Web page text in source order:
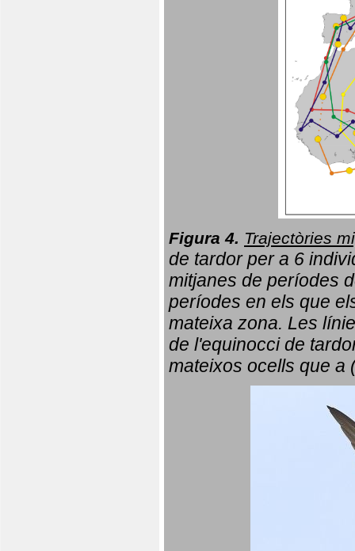
Figura 4. Trajectòries
de tardor per a 6
mitjanes de períodes
períodes en els que
mateixa zona. Les
de l'equinocci de
mateixos ocells que a